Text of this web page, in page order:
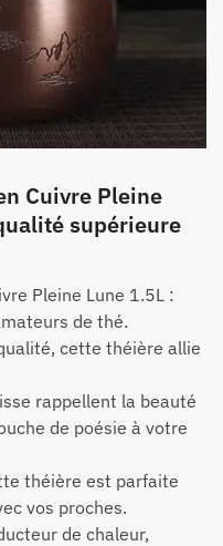
Cuivre Pleine
supérieure
Pleine Lune 1.5L :
de thé.
cette théière allie
rappellent la beauté
de poésie à votre
théière est parfaite
vos proches.
de chaleur,